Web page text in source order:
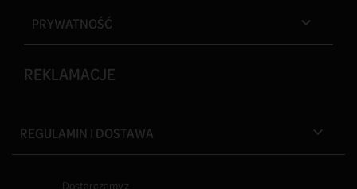
PRYWATNOŚĆ 
REKLAMACJE
REGULAMIN I DOSTAWA 